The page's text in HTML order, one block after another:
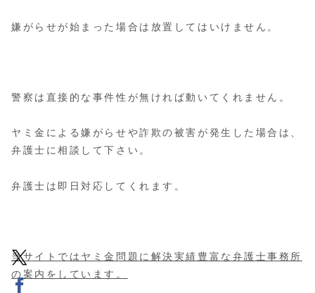
嫌がらせが始まった場合は放置してはいけません。
警察は直接的な事件性が無ければ動いてくれません。
ヤミ金による嫌がらせや詐欺の被害が発生した場合は、
弁護士に相談して下さい。
弁護士は即日対応してくれます。
当サイトではヤミ金問題に解決実績豊富な弁護士事務所
の案内をしています。